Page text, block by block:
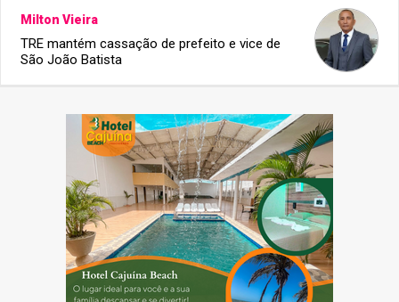
Milton Vieira
TRE mantém cassação de prefeito e vice de
São João Batista